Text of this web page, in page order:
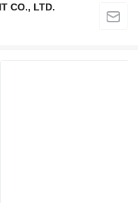
CO., LTD.